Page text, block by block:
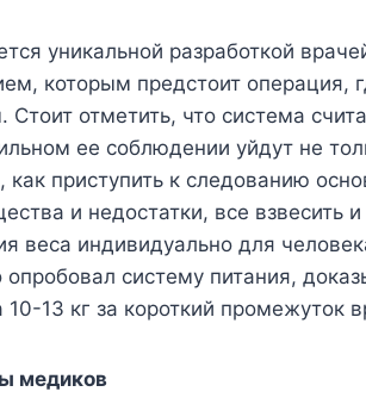
уникальной разработкой
которым предстоит операция,
отметить, что система
ее соблюдении уйдут не
как приступить к следованию
и недостатки, все взвесить
веса индивидуально для
опробовал систему питания,
13 кг за короткий промежуток
медиков